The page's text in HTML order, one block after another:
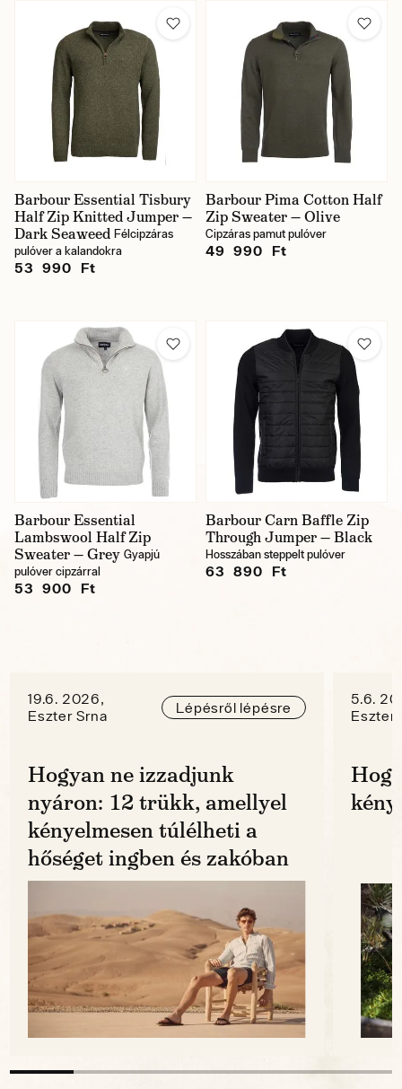
Barbour Essential Tisbury
Half Zip Knitted Jumper —
Dark Seaweed Félcipzáras
pulóver a kalandokra
53 990 Ft
Barbour Pima Cotton Half
Zip Sweater — Olive
Cipzáras pamut pulóver
49 990 Ft
Barbour Essential
Lambswool Half Zip
Sweater — Grey Gyapjú
pulóver cipzárral
53 900 Ft
Barbour Carn Baffle Zip
Through Jumper — Black
Hosszában steppelt pulóver
63 890 Ft
19.6. 2026,
Eszter Srna
Lépésről lépésre
Hogyan ne izzadjunk
nyáron: 12 trükk, amellyel
kényelmesen túlélheti a
hőséget ingben és zakóban
5.6.
Eszter